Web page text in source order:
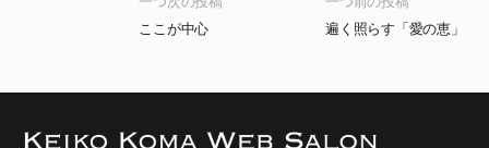
遍く照らす「愛の恵」
ここが中心